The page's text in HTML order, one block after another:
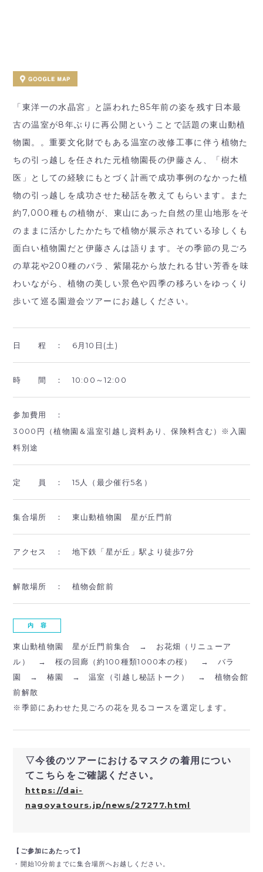
「東洋一の水晶宮」と謳われた85年前の姿を残す日本最
古の温室が8年ぶりに再公開ということで話題の東山動植
物園。。重要文化財でもある温室の改修工事に伴う植物た
ちの引っ越しを任された元植物園長の伊藤さん、「樹木
医」としての経験にもとづく計画で成功事例のなかった植
物の引っ越しを成功させた秘話を教えてもらいます。また
約7,000種もの植物が、東山にあった自然の里山地形をそ
のままに活かしたかたちで植物が展示されている珍しくも
面白い植物園だと伊藤さんは語ります。その季節の見ごろ
の草花や200種のバラ、紫陽花から放たれる甘い芳香を味
わいながら、植物の美しい景色や四季の移ろいをゆっくり
歩いて巡る園遊会ツアーにお越しください。
日 程 ： 6月10日(土)
時 間 ： 10:00～12:00
参加費用 ：
3000円（植物園＆温室引越し資料あり、保険料含む）※入園
料別途
定 員 ： 15人（最少催行5名）
集合場所 ： 東山動植物園 星が丘門前
アクセス ： 地下鉄「星が丘」駅より徒歩7分
解散場所 ： 植物会館前
内 容
東山動植物園 星が丘門前集合 → お花畑（リニューア
ル） → 桜の回廊（約100種類1000本の桜） → バラ
園 → 椿園 → 温室（引越し秘話トーク） → 植物会館
前解散
※季節にあわせた見ごろの花を見るコースを選定します。
▽今後のツアーにおけるマスクの着用につい
てこちらをご確認ください。
https://dai-
nagoyatours.jp/news/27277.html
【ご参加にあたって】
・開始10分前までに集合場所へお越しください。